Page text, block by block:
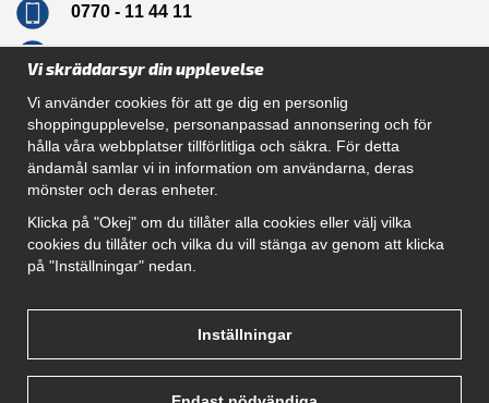
0770 - 11 44 11
Navigation
Hur beställer jag
Gör Det Själv Paket
Montera dragkrok
SUPPORT
Villkor
Vi skräddarsyr din upplevelse
Vi använder cookies för att ge dig en personlig
shoppingupplevelse, personanpassad annonsering och för
hålla våra webbplatser tillförlitliga och säkra. För detta
ändamål samlar vi in information om användarna, deras
mönster och deras enheter.
Klicka på "Okej" om du tillåter alla cookies eller välj vilka
cookies du tillåter och vilka du vill stänga av genom att klicka
på "Inställningar" nedan.
Inställningar